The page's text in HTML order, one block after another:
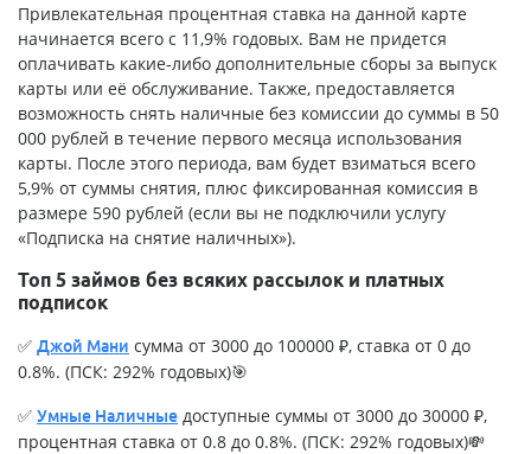
Привлекательная процентная ставка на данной карте
начинается всего с 11,9% годовых. Вам не придется
оплачивать какие-либо дополнительные сборы за выпуск
карты или её обслуживание. Также, предоставляется
возможность снять наличные без комиссии до суммы в 50
000 рублей в течение первого месяца использования
карты. После этого периода, вам будет взиматься всего
5,9% от суммы снятия, плюс фиксированная комиссия в
размере 590 рублей (если вы не подключили услугу
«Подписка на снятие наличных»).
Топ 5 займов без всяких рассылок и платных
подписок
✅ Джой Мани сумма от 3000 до 100000 ₽, ставка от 0 до
0.8%. (ПСК: 292% годовых)🎯
✅ Умные Наличные доступные суммы от 3000 до 30000 ₽,
процентная ставка от 0.8 до 0.8%. (ПСК: 292% годовых)💸